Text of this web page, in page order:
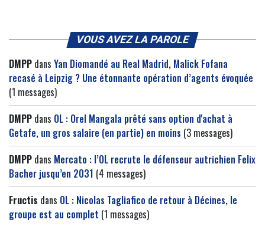
VOUS AVEZ LA PAROLE
DMPP dans Yan Diomandé au Real Madrid, Malick Fofana
recasé à Leipzig ? Une étonnante opération d’agents évoquée
(1 messages)
DMPP dans OL : Orel Mangala prêté sans option d'achat à
Getafe, un gros salaire (en partie) en moins (3 messages)
DMPP dans Mercato : l’OL recrute le défenseur autrichien Felix
Bacher jusqu’en 2031 (4 messages)
Fructis dans OL : Nicolas Tagliafico de retour à Décines, le
groupe est au complet (1 messages)